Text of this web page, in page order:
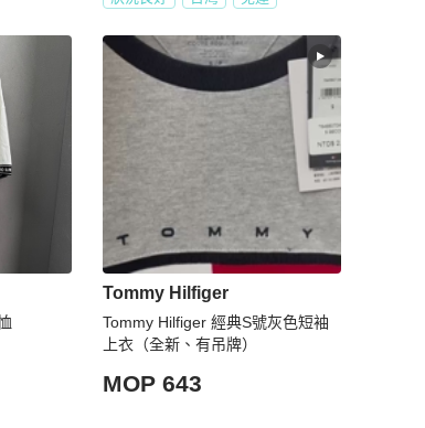
Tommy Hilfiger
Tommy Hilfiger 經典S號灰色短袖
上衣（全新、有吊牌）
MOP 643